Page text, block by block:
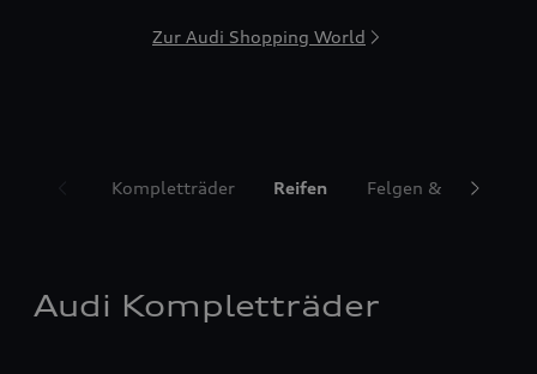
Zur Audi Shopping World
Kompletträder Reifen Felgen &
Audi Kompletträder